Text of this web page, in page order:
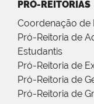
PRÓ-REITORIAS
Coordenação de
Pró-Reitoria de
Estudantis
Pró-Reitoria de
Pró-Reitoria de
Pró-Reitoria de